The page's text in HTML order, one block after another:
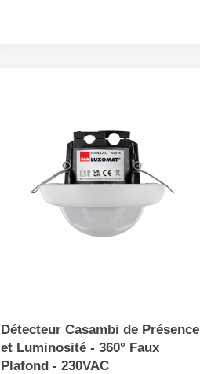
Détecteur Casambi de Présence
et Luminosité - 360° Faux
Plafond - 230VAC